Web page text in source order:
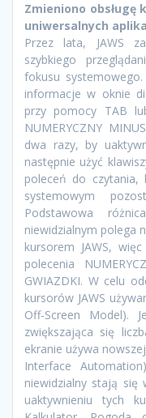
Zmieniono obsługę
uniwersalnych
Przez lata, JAWS
szybkiego
fokusu
informacje w oknie
przy pomocy TAB
NUMERYCZNY
dwa razy, by
następnie użyć
poleceń do czytania,
systemowym
Podstawowa
niewidzialnym polega
kursorem JAWS,
polecenia
GWIAZDKI. W celu
kursorów JAWS
Off-Screen Model).
zwiększająca się
ekranie używa
Interface
niewidzialny stają się
uaktywnieniu tych